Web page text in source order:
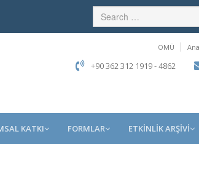
OMÜ
+90 362 312 1919 - 4862
KATKI FORMLAR ETKİNLİK ARŞİVİ